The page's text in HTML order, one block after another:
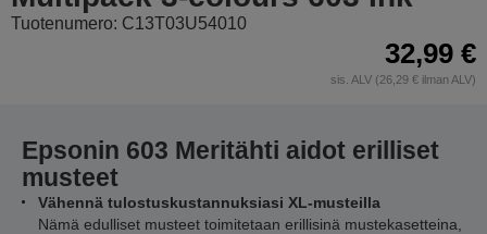
Tuotenumero: C13T03U54010
32,99 €
sis. ALV (26,29 € ilman ALV)
Epsonin 603 Meritähti aidot erilliset
musteet
Vähennä tulostuskustannuksiasi XL-musteilla
Nämä edulliset musteet toimitetaan erillisinä mustekasetteina,